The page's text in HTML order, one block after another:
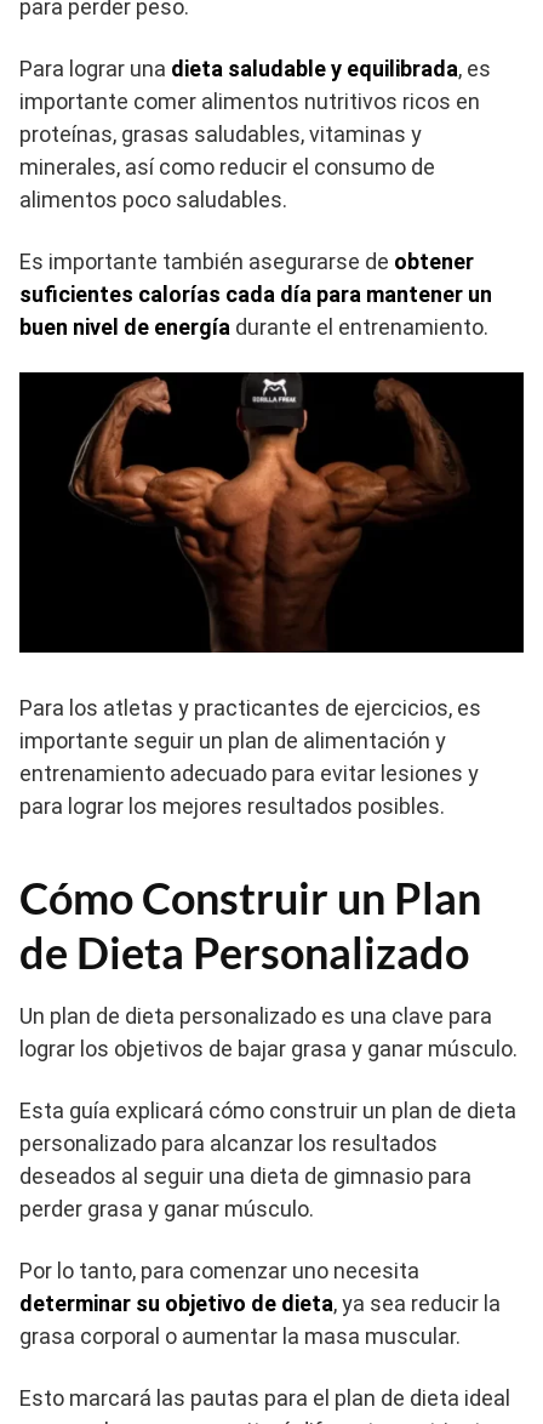
para perder peso.
Para lograr una dieta saludable y equilibrada, es
importante comer alimentos nutritivos ricos en
proteínas, grasas saludables, vitaminas y
minerales, así como reducir el consumo de
alimentos poco saludables.
Es importante también asegurarse de obtener
suficientes calorías cada día para mantener un
buen nivel de energía durante el entrenamiento.
Para los atletas y practicantes de ejercicios, es
importante seguir un plan de alimentación y
entrenamiento adecuado para evitar lesiones y
para lograr los mejores resultados posibles.
Cómo Construir un Plan
de Dieta Personalizado
Un plan de dieta personalizado es una clave para
lograr los objetivos de bajar grasa y ganar músculo.
Esta guía explicará cómo construir un plan de dieta
personalizado para alcanzar los resultados
deseados al seguir una dieta de gimnasio para
perder grasa y ganar músculo.
Por lo tanto, para comenzar uno necesita
determinar su objetivo de dieta, ya sea reducir la
grasa corporal o aumentar la masa muscular.
Esto marcará las pautas para el plan de dieta ideal